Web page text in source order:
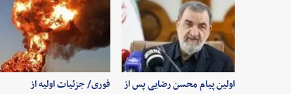
اولین پیام محسن رضایی پس از
فوری/ جزئیات اولیه از